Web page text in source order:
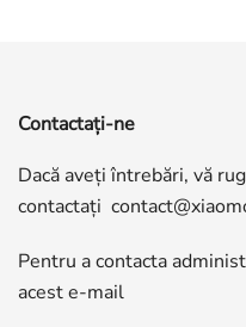
Contactaţi-ne
Dacă aveți întrebări, vă
contactați
Pentru a contacta
acest e-mail